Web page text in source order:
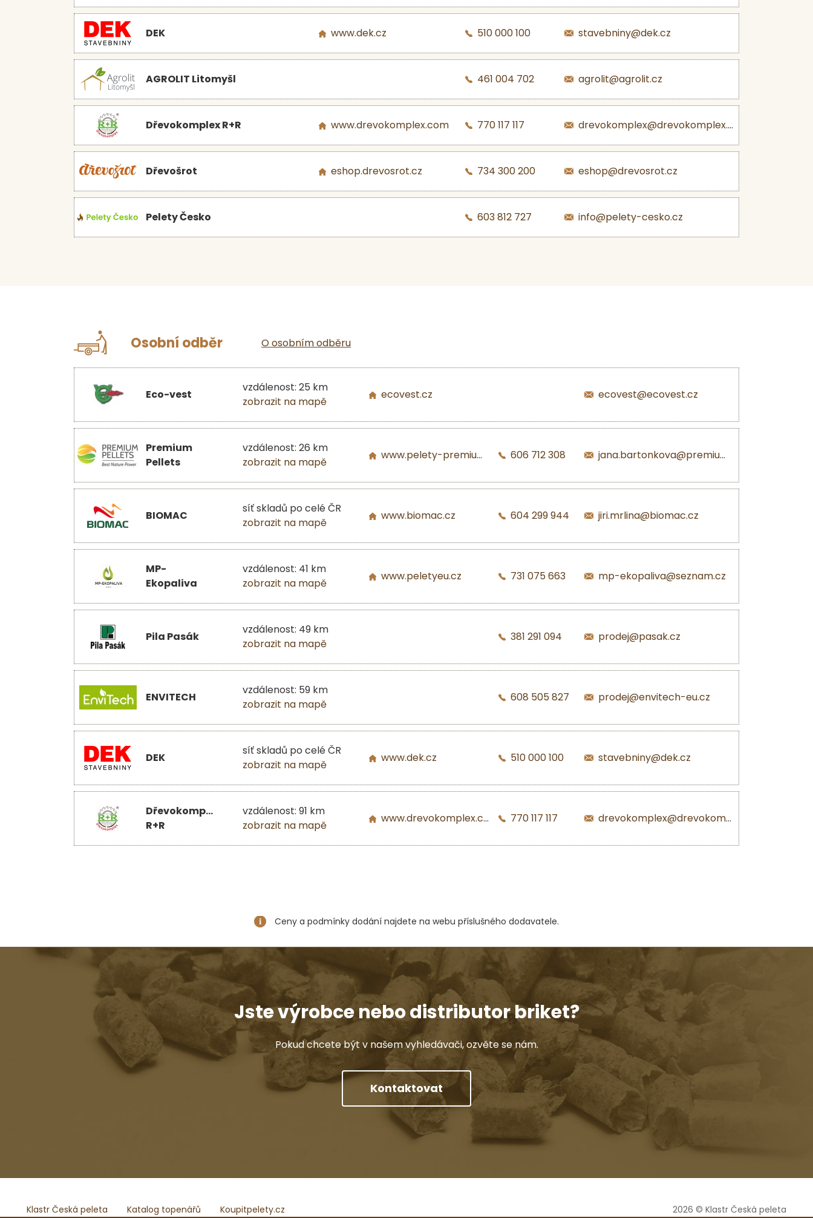
DEK www.dek.cz 510 000 100 stavebniny@dek.cz
AGROLIT Litomyšl 461 004 702 agrolit@agrolit.cz
Dřevokomplex R+R www.drevokomplex.com 770 117 117 drevokomplex@drevokomplex.com
Dřevošrot eshop.drevosrot.cz 734 300 200 eshop@drevosrot.cz
Pelety Česko 603 812 727 info@pelety-cesko.cz
Osobní odběr O osobním odběru
Eco-vest
vzdálenost: 25 km
zobrazit na mapě
ecovest.cz ecovest@ecovest.cz
Premium
Pellets
vzdálenost: 26 km
zobrazit na mapě
www.pelety-premium.cz 606 712 308 jana.bartonkova@premiumpellets.cz
BIOMAC
síť skladů po celé ČR
zobrazit na mapě
www.biomac.cz 604 299 944 jiri.mrlina@biomac.cz
MP-
Ekopaliva
vzdálenost: 41 km
zobrazit na mapě
www.peletyeu.cz 731 075 663 mp-ekopaliva@seznam.cz
Pila Pasák
vzdálenost: 49 km
zobrazit na mapě
381 291 094 prodej@pasak.cz
ENVITECH
vzdálenost: 59 km
zobrazit na mapě
608 505 827 prodej@envitech-eu.cz
DEK
síť skladů po celé ČR
zobrazit na mapě
www.dek.cz 510 000 100 stavebniny@dek.cz
Dřevokomplex
R+R
vzdálenost: 91 km
zobrazit na mapě
www.drevokomplex.com 770 117 117 drevokomplex@drevokomplex.com
Ceny a podmínky dodání najdete na webu příslušného dodavatele.
Jste výrobce nebo distributor briket?
Pokud chcete být v našem vyhledávači, ozvěte se nám.
Kontaktovat
Klastr Česká peleta Katalog topenářů Koupitpelety.cz 2026 © Klastr Česká peleta